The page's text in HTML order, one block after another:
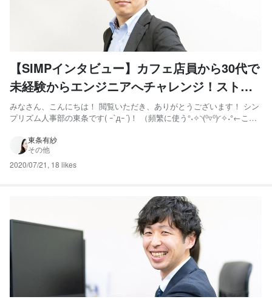
【SIMPインタビュー】カフェ店員から30代で
未経験からエンジニアへチャレンジ！ストイ
ックな姿勢を貫き、技術部のマネージャへ。
みなさん、こんにちは！ 閲覧いただき、ありがとうございます！ シン
プリズム人事部の東条です( ｰ`дｰ´)！ （頻繁に使う°˖✧◝(⁰▿⁰)◜✧˖°←この
はシンプリズム技術部 マネージャー 白川 卓磨さんの紹介です！！
「100点以外は全部0点」と...
東条有紗
その他
2020/07/21 , 18 likes